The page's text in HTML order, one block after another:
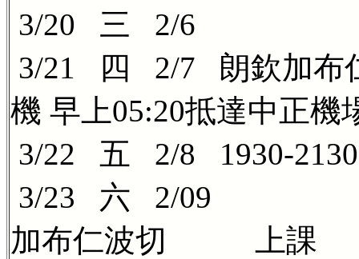
3/20 三 2/6
3/21 四 2/7 朗欽加布
機 早上05:20抵達中正機
3/22 五 2/8 1930-
3/23 六 2/
加布仁波切 上課